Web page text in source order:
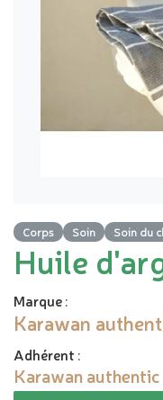
Corps Soin Soin du
Huile
Marque:
Karawan
Adhérent :
Karawan authentic